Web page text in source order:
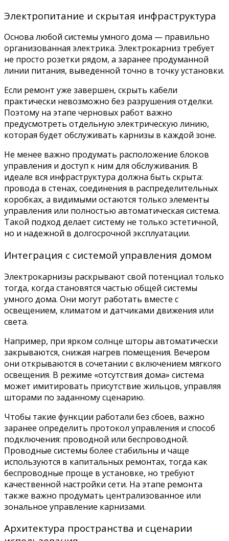
Электропитание и скрытая инфраструктура
Основа любой системы умного дома — правильно
организованная электрика. Электрокарниз требует
не просто розетки рядом, а заранее продуманной
линии питания, выведенной точно в точку установки.
Если ремонт уже завершен, скрыть кабели
практически невозможно без разрушения отделки.
Поэтому на этапе черновых работ важно
предусмотреть отдельную электрическую линию,
которая будет обслуживать карнизы в каждой зоне.
Не менее важно продумать расположение блоков
управления и доступ к ним для обслуживания. В
идеале вся инфраструктура должна быть скрыта:
провода в стенах, соединения в распределительных
коробках, а видимыми остаются только элементы
управления или полностью автоматическая система.
Такой подход делает систему не только эстетичной,
но и надежной в долгосрочной эксплуатации.
Интеграция с системой управления домом
Электрокарнизы раскрывают свой потенциал только
тогда, когда становятся частью общей системы
умного дома. Они могут работать вместе с
освещением, климатом и датчиками движения или
света.
Например, при ярком солнце шторы автоматически
закрываются, снижая нагрев помещения. Вечером
они открываются в сочетании с включением мягкого
освещения. В режиме «отсутствия дома» система
может имитировать присутствие жильцов, управляя
шторами по заданному сценарию.
Чтобы такие функции работали без сбоев, важно
заранее определить протокол управления и способ
подключения: проводной или беспроводной.
Проводные системы более стабильны и чаще
используются в капитальных ремонтах, тогда как
беспроводные проще в установке, но требуют
качественной настройки сети. На этапе ремонта
также важно продумать централизованное или
зональное управление карнизами.
Архитектура пространства и сценарии